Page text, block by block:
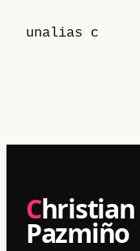
unalias c
Christian
Pazmiño